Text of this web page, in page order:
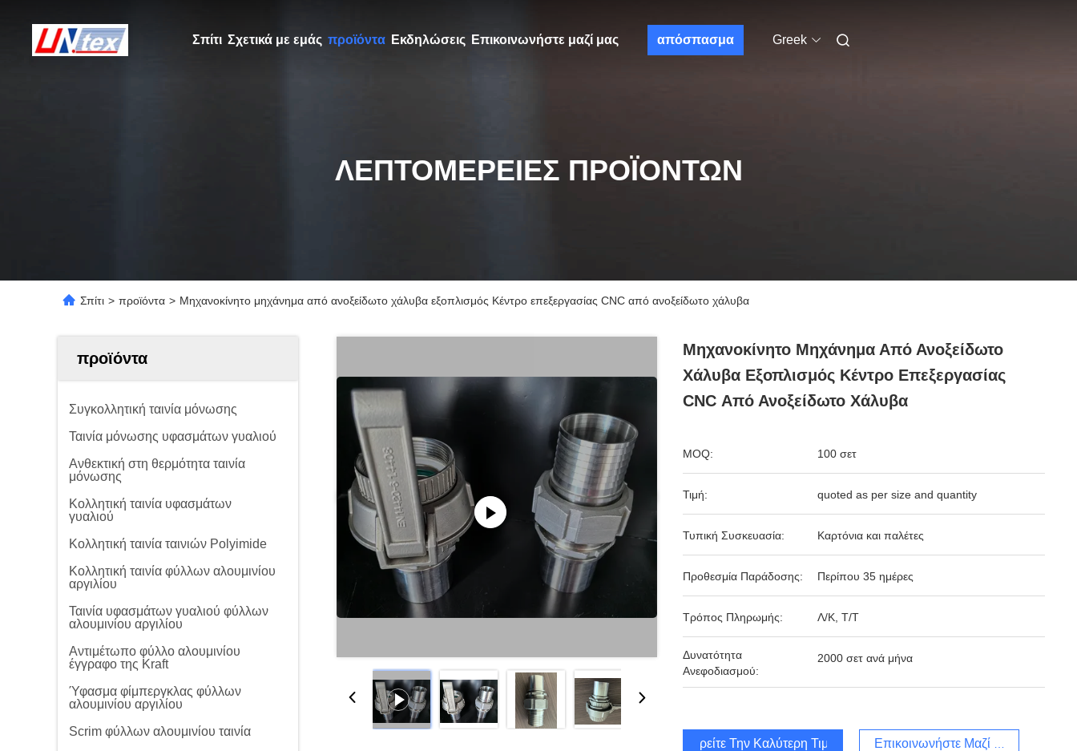
Σπίτι Σχετικά με εμάς προϊόντα Εκδηλώσεις Επικοινωνήστε μαζί μας απόσπασμα Greek
ΛΕΠΤΟΜΈΡΕΙΕΣ ΠΡΟΪΌΝΤΩΝ
Σπίτι > προϊόντα > Μηχανοκίνητο μηχάνημα από ανοξείδωτο χάλυβα εξοπλισμός Κέντρο επεξεργασίας CNC από ανοξείδωτο χάλυβα
προϊόντα
Συγκολλητική ταινία μόνωσης
Ταινία μόνωσης υφασμάτων γυαλιού
Ανθεκτική στη θερμότητα ταινία
μόνωσης
Κολλητική ταινία υφασμάτων
γυαλιού
Κολλητική ταινία ταινιών Polyimide
Κολλητική ταινία φύλλων αλουμινίου
αργιλίου
Ταινία υφασμάτων γυαλιού φύλλων
αλουμινίου αργιλίου
Αντιμέτωπο φύλλο αλουμινίου
έγγραφο της Kraft
Ύφασμα φίμπεργκλας φύλλων
αλουμινίου αργιλίου
Scrim φύλλων αλουμινίου ταινία
Μηχανοκίνητο Μηχάνημα Από Ανοξείδωτο
Χάλυβα Εξοπλισμός Κέντρο Επεξεργασίας
CNC Από Ανοξείδωτο Χάλυβα
MOQ: 100 σετ
Τιμή: quoted as per size and quantity
Τυπική Συσκευασία: Καρτόνια και παλέτες
Προθεσμία Παράδοσης: Περίπου 35 ημέρες
Τρόπος Πληρωμής: Λ/Κ, Τ/Τ
Δυνατότητα
Ανεφοδιασμού:
2000 σετ ανά μήνα
Βρείτε Την Καλύτερη Τιμή Επικοινωνήστε Μαζί Μας